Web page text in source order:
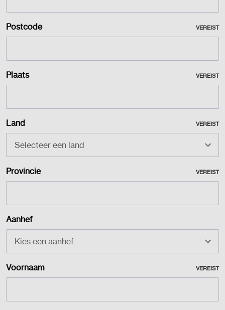
Aanhef
Voornaam VEREIST
Postcode VEREIST
Plaats VEREIST
Land VEREIST
Provincie VEREIST